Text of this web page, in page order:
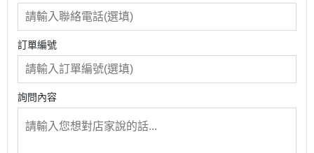
訂單編號
詢問內容